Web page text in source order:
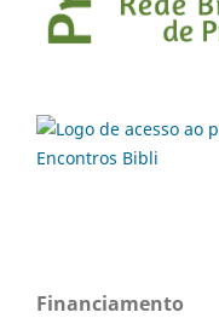
Financiamento